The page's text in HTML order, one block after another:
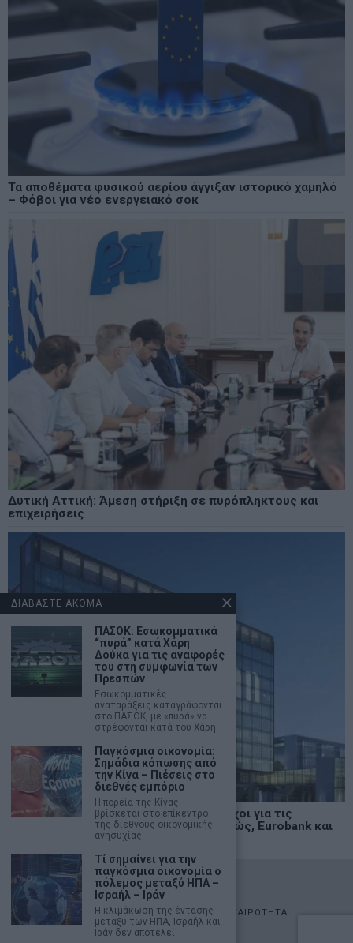
Τα αποθέματα φυσικού αερίου άγγιξαν ιστορικό χαμηλό
– Φόβοι για νέο ενεργειακό σοκ
Δυτική Αττική: Άμεση στήριξη σε πυρόπληκτους και
επιχειρήσεις
Goldman Sachs: Νέοι υψηλότεροι στόχοι για τις
ελληνικές τράπεζες – “buy” για Πειραιώς, Eurobank και
© 2026 - marketnews.gr - All Rights Reserved
ΑΡΧΙΚΗ ΟΙΚΟΝΟΜΙΑ ΠΟΛΙΤΙΚΗ ΑΓΟΡΕΣ
ΕΠΙΚΑΙΡΟΤΗΤΑ
AUTOMOTO
LIFESTYLE
ΔΙΑΒΑΣΤΕ ΑΚΟΜΑ
ΠΑΣΟΚ: Εσωκομματικά
“πυρά” κατά Χάρη
Δούκα για τις αναφορές
του στη συμφωνία των
Πρεσπών
Εσωκομματικές
αναταράξεις καταγράφονται
στο ΠΑΣΟΚ, με «πυρά» να
στρέφονται κατά του Χάρη
Παγκόσμια οικονομία:
Σημάδια κόπωσης από
την Κίνα – Πιέσεις στο
διεθνές εμπόριο
Η πορεία της Κίνας
βρίσκεται στο επίκεντρο
της διεθνούς οικονομικής
ανησυχίας.
Τί σημαίνει για την
παγκόσμια οικονομία ο
πόλεμος μεταξύ ΗΠΑ –
Ισραήλ – Ιράν
Η κλιμάκωση της έντασης
μεταξύ των ΗΠΑ, Ισραήλ και
Ιράν δεν αποτελεί